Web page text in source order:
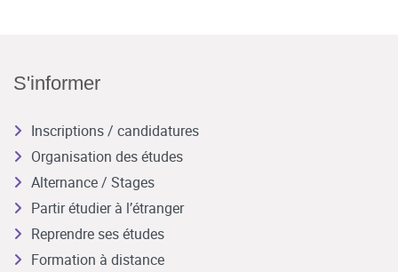
S'informer
Inscriptions / candidatures
Organisation des études
Alternance / Stages
Partir étudier à l’étranger
Reprendre ses études
Formation à distance